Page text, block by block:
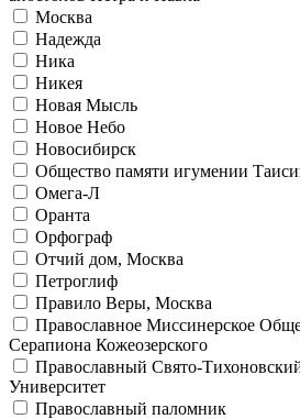
Москва
Надежда
Ника
Никея
Новая Мысль
Новое Небо
Новосибирск
Общество памяти игумении
Омега-Л
Оранта
Орфограф
Отчий дом, Москва
Петроглиф
Правило Веры, Москва
Православное Миссинерское
Серапиона Кожеозерского
Православный Свято-
Университет
Православный паломник